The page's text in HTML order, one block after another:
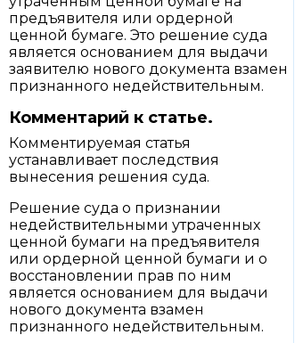
предъявителя или ордерной
ценной бумаге. Это решение суда
является основанием для выдачи
заявителю нового документа взамен
признанного недействительным.
Комментарий к статье.
Комментируемая статья
устанавливает последствия
вынесения решения суда.
Решение суда о признании
недействительными утраченных
ценной бумаги на предъявителя
или ордерной ценной бумаги и о
восстановлении прав по ним
является основанием для выдачи
нового документа взамен
признанного недействительным.